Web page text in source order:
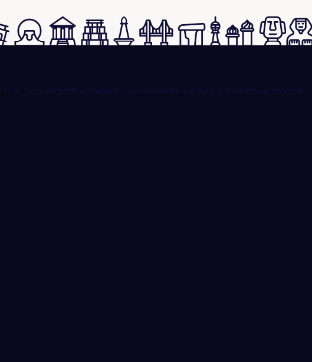
connectant acheteurs et vendeurs vérifiés à travers le monde.